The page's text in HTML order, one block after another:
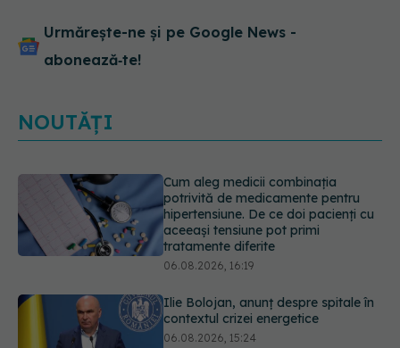
Urmărește-ne și pe Google News -
abonează‑te!
NOUTĂȚI
Ilie Bolojan, anunț despre spitale în
contextul crizei energetice
06.08.2026, 15:24
Inteligența Artificială relația dintre
medic și pacient
06.08.2026, 14:34